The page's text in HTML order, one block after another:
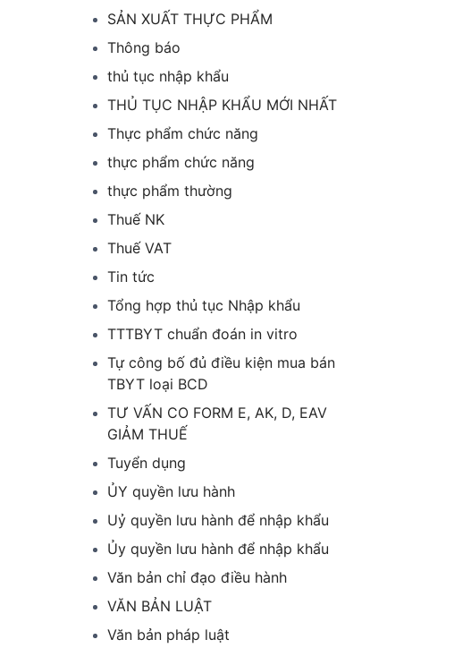
SẢN XUẤT THỰC PHẨM
Thông báo
thủ tục nhập khẩu
THỦ TỤC NHẬP KHẨU MỚI NHẤT
Thực phẩm chức năng
thực phẩm chức năng
thực phẩm thường
Thuế NK
Thuế VAT
Tin tức
Tổng hợp thủ tục Nhập khẩu
TTTBYT chuẩn đoán in vitro
Tự công bố đủ điều kiện mua bán
TBYT loại BCD
TƯ VẤN CO FORM E, AK, D, EAV
GIẢM THUẾ
Tuyển dụng
ỦY quyền lưu hành
Uỷ quyền lưu hành để nhập khẩu
Ủy quyền lưu hành để nhập khẩu
Văn bản chỉ đạo điều hành
VĂN BẢN LUẬT
Văn bản pháp luật